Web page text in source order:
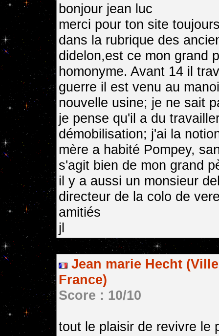
bonjour jean luc
merci pour ton site
dans la rubrique des
didelon,est ce mon grand
homonyme. Avant 14 il
guerre il est venu au
nouvelle usine; je ne sait
je pense qu'il a du
démobilisation; j'ai la
mère a habité Pompey,
s'agit bien de mon grand
il y a aussi un monsieur
directeur de la colo de
amitiés
jl
Jean marie Hecht
France)
Score : 10/10
tout le plaisir de revivre le